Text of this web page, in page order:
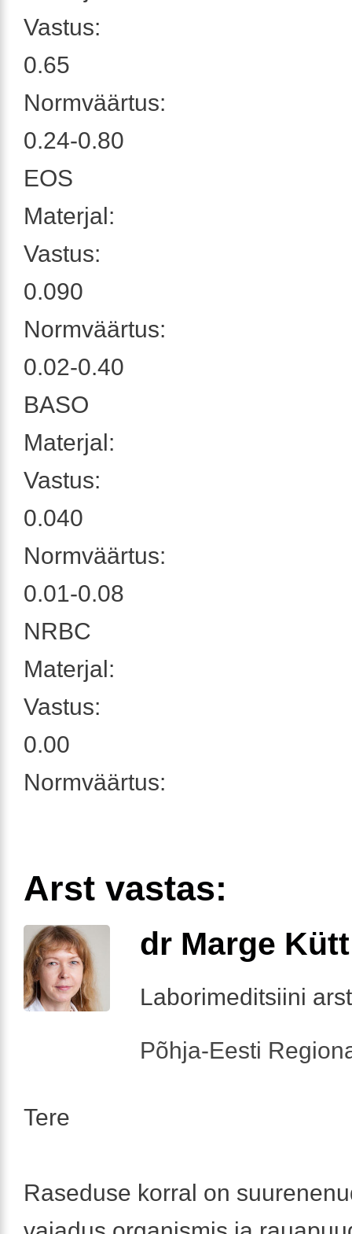
Vastus:
0.65
Normväärtus:
0.24-0.80
EOS
Materjal:
Vastus:
0.090
Normväärtus:
0.02-0.40
BASO
Materjal:
Vastus:
0.040
Normväärtus:
0.01-0.08
NRBC
Materjal:
Vastus:
0.00
Normväärtus:
Arst vastas:
dr Marge Kütt
Laborimeditsiini arst
Põhja-Eesti
Tere
Raseduse korral on